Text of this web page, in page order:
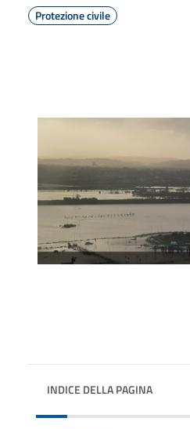
Protezione civile
INDICE DELLA PAGINA